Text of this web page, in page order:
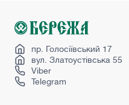
Чорні міжкімнатні двері
Secret doorsпр. Голосіївський 17
вул. Златоустівська 55
Viber
Telegram